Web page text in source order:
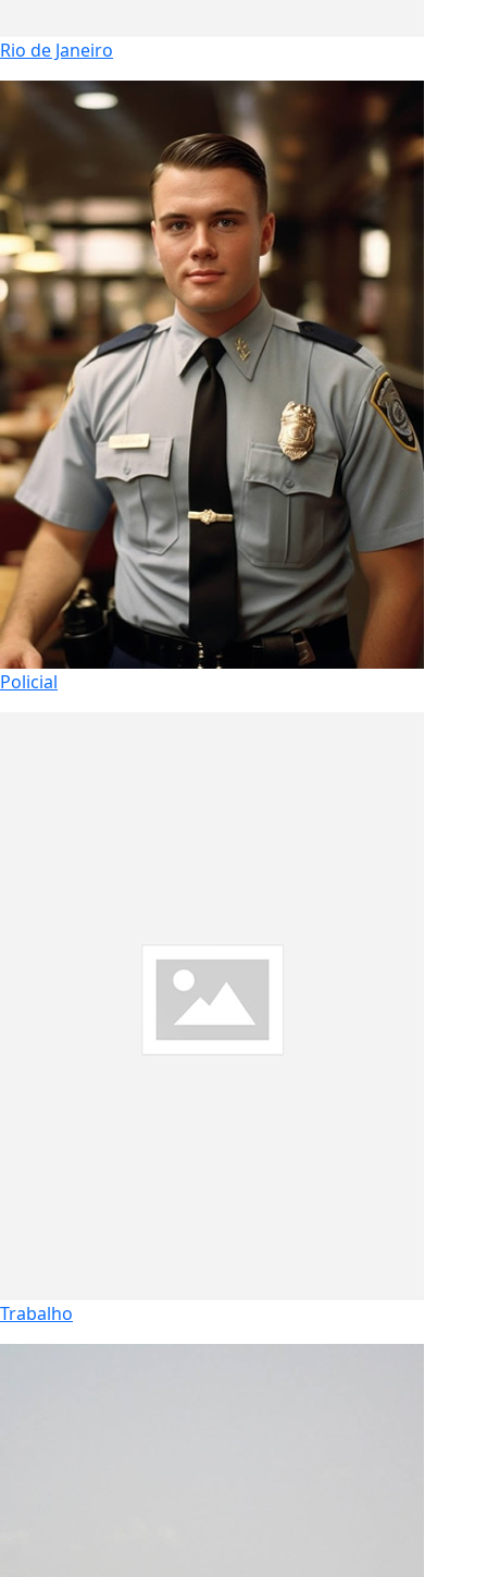
Rio de Janeiro
Policial
Trabalho